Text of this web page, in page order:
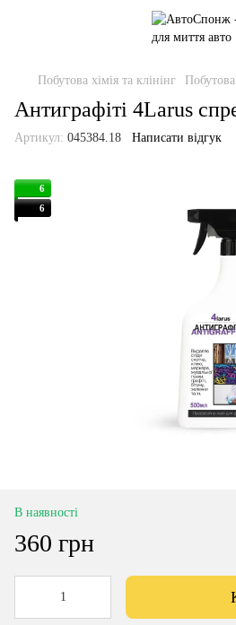
Побутова хімія та клінінг
Антиграфіті 4Larus
Артикул: 045384.18 Написати відгук
6
6
В наявності
360 грн